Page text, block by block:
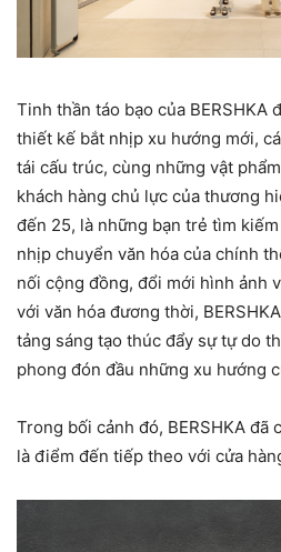
Tinh thần táo bạo của BERSHKA
thiết kế bắt nhịp xu hướng mới,
tái cấu trúc, cùng những vật
khách hàng chủ lực của thương
đến 25, là những bạn trẻ tìm
nhịp chuyển văn hóa của chính
nối cộng đồng, đổi mới hình ảnh
với văn hóa đương thời,
tảng sáng tạo thúc đẩy sự tự do
phong đón đầu những xu hướng
Trong bối cảnh đó, BERSHKA đã
là điểm đến tiếp theo với cửa